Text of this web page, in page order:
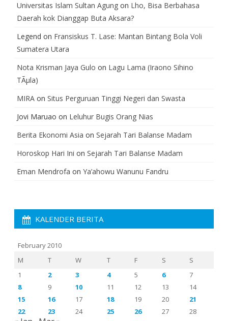
Universitas Islam Sultan Agung on Lho, Bisa Berbahasa
Daerah kok Dianggap Buta Aksara?
Legend on Fransiskus T. Lase: Mantan Bintang Bola Voli
Sumatera Utara
Nota Krisman Jaya Gulo on Lagu Lama (Iraono Sihino
TÃµla)
MIRA on Situs Perguruan Tinggi Negeri dan Swasta
Jovi Maruao on Leluhur Bugis Orang Nias
Berita Ekonomi Asia on Sejarah Tari Balanse Madam
Horoskop Hari Ini on Sejarah Tari Balanse Madam
Eman Mendrofa on Ya’ahowu Wanunu Fandru
KALENDER BERITA
February 2010
M
T W T F S
S
1
2 3 4 5 6
7
8
9 10 11 12 13
14
15
16 17 18 19 20
21
22
23 24 25 26 27 28